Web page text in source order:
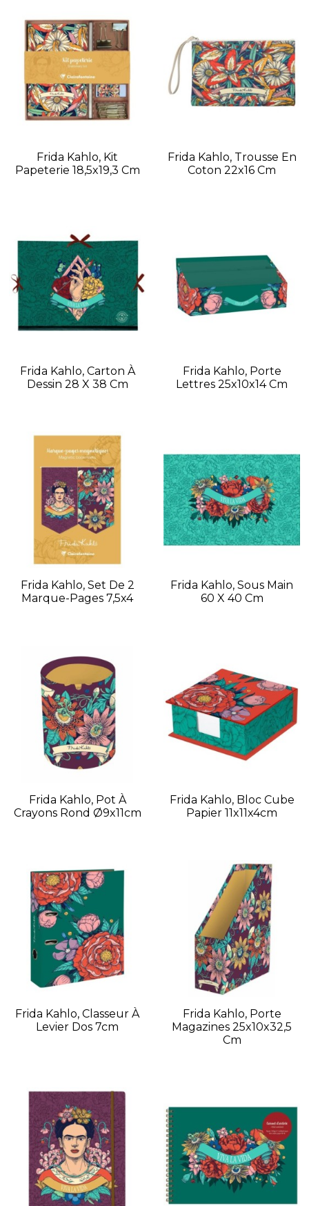
Frida Kahlo, Kit
Papeterie 18,5x19,3 Cm
Frida Kahlo, Trousse En
Coton 22x16 Cm
Frida Kahlo, Carton À
Dessin 28 X 38 Cm
Frida Kahlo, Porte
Lettres 25x10x14 Cm
Frida Kahlo, Set De 2
Marque-Pages 7,5x4
Frida Kahlo, Sous Main
60 X 40 Cm
Frida Kahlo, Pot À
Crayons Rond Ø9x11cm
Frida Kahlo, Bloc Cube
Papier 11x11x4cm
Frida Kahlo, Classeur À
Levier Dos 7cm
Frida Kahlo, Porte
Magazines 25x10x32,5
Cm